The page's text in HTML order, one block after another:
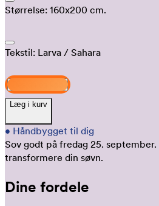
Størrelse: 160x200 cm.
Tekstil: Larva / Sahara
Læg i kurv
• Håndbygget til dig
Sov godt på fredag 25. september.
transformere din søvn.
Dine fordele